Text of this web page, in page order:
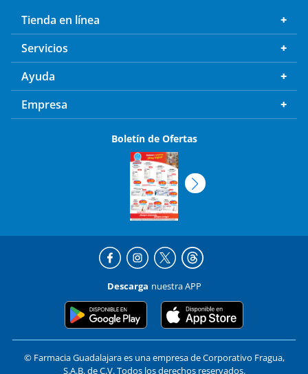
Tienda en línea
Servicios
Ayuda
Empresa
Boletín de Ofertas
Descarga nuestra APP
© Farmacia Guadalajara es una empresa de Corporativo Fragua,
S.A.B. de C.V. Todos los derechos reservados.